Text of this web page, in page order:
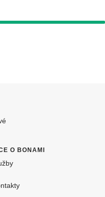
O BONAMI